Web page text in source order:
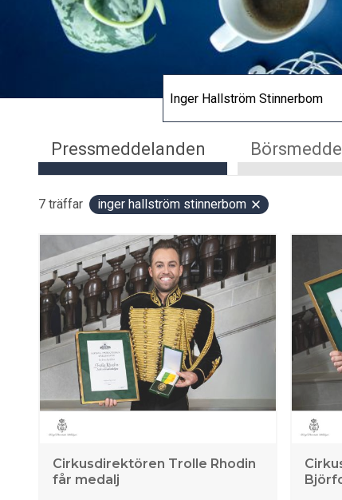
Pressmeddelanden
7 träffar inger hallström stinnerbom
Cirkusdirektören Trolle Rhodin
får medalj